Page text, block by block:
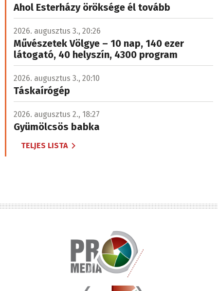
Ahol Esterházy öröksége él tovább
2026. augusztus 3., 20:26
Művészetek Völgye – 10 nap, 140 ezer
látogató, 40 helyszín, 4300 program
2026. augusztus 3., 20:10
Táskaírógép
2026. augusztus 2., 18:27
Gyümölcsös babka
TELJES LISTA